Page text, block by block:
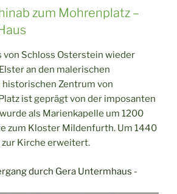
zum Mohrenplatz –
von Schloss Osterstein wieder
an den malerischen
historischen Zentrum von
ist geprägt von der imposanten
als Marienkapelle um 1200
zum Kloster Mildenfurth. Um 1440
Kirche erweitert.